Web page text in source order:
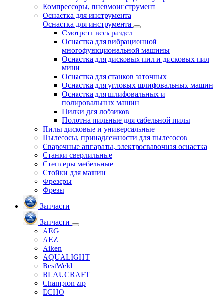
Компрессоры, пневмоинструмент
Оснастка для инструмента
Оснастка для инструмента
Смотреть весь раздел
Оснастка для вибрационной
многофункциональной машины
Оснастка для дисковых пил и дисковых пил
мини
Оснастка для станков заточных
Оснастка для угловых шлифовальных машин
Оснастка для шлифовальных и
полировальных машин
Пилки для лобзиков
Полотна пильные для сабельной пилы
Пилы дисковые и универсальные
Пылесосы, принадлежности для пылесосов
Сварочные аппараты, электросварочная оснастка
Станки сверлильные
Степлеры мебельные
Стойки для машин
Фрезеры
Фрезы
Запчасти
Запчасти
AEG
AEZ
Aiken
AQUALIGHT
BestWeld
BLAUCRAFT
Champion zip
ECHO